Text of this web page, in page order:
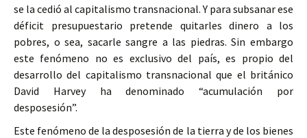
se la cedió al capitalismo transnacional. Y para subsanar ese
déficit presupuestario pretende quitarles dinero a los
pobres, o sea, sacarle sangre a las piedras. Sin embargo
este fenómeno no es exclusivo del país, es propio del
desarrollo del capitalismo transnacional que el británico
David Harvey ha denominado “acumulación por
desposesión”.
Este fenómeno de la desposesión de la tierra y de los bienes